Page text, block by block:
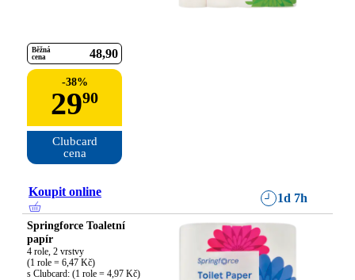
Běžná
cena
48 90
-38%
2990
Clubcard
cena
Koupit online 1d 7h
Springforce Toaletní
papír
4 role, 2 vrstvy
(1 role = 6,47 Kč)
s Clubcard: (1 role = 4,97 Kč)